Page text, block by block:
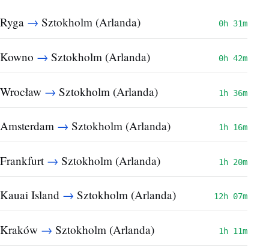
Ryga → Sztokholm (Arlanda) 0h 31m
Kowno → Sztokholm (Arlanda) 0h 42m
Wrocław → Sztokholm (Arlanda) 1h 36m
Amsterdam → Sztokholm (Arlanda) 1h 16m
Frankfurt → Sztokholm (Arlanda) 1h 20m
Kauai Island → Sztokholm (Arlanda) 12h 07m
Kraków → Sztokholm (Arlanda) 1h 11m